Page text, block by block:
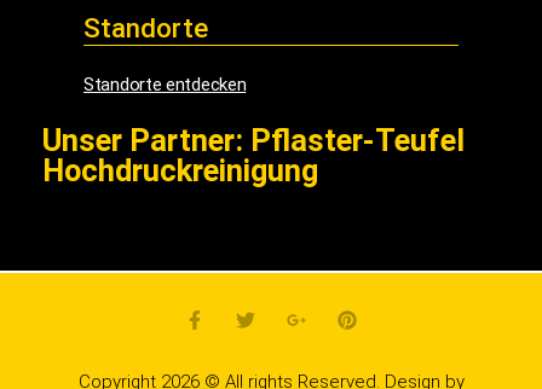
Standorte
Standorte entdecken
Unser Partner: Pflaster-Teufel
Hochdruckreinigung
Copyright 2026 © All rights Reserved. Design by